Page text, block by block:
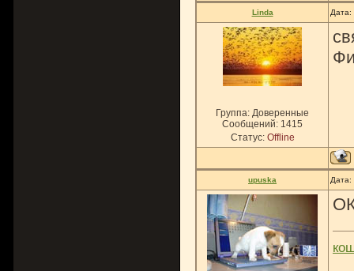
Linda
Группа: Доверенные
Сообщений: 1415
Статус: Offline
upuska Дата: